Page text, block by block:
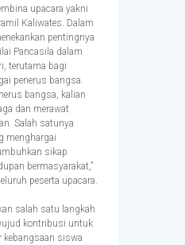
upacara yakni
Kaliwates. Dalam
pentingnya
Pancasila dalam
terutama bagi
penerus bangsa.
bangsa, kalian
dan merawat
Salah satunya
menghargai
sikap
bermasyarakat,”
peserta upacara.
salah satu langkah
kontribusi untuk
kebangsaan siswa